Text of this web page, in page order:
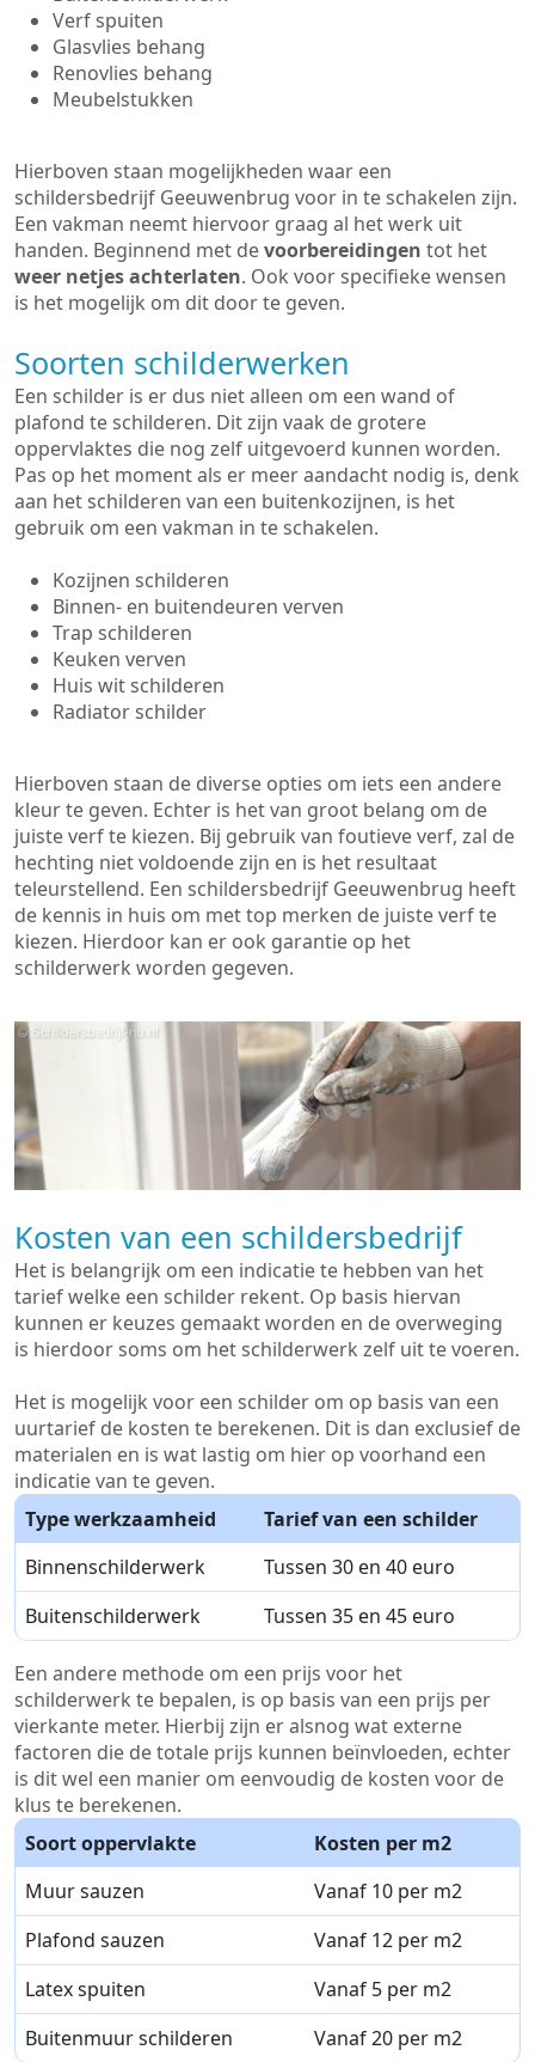
Verf spuiten
Glasvlies behang
Renovlies behang
Meubelstukken
Hierboven staan mogelijkheden waar een
schildersbedrijf Geeuwenbrug voor in te schakelen zijn.
Een vakman neemt hiervoor graag al het werk uit
handen. Beginnend met devoorbereidingen tot het
weer netjes achterlaten. Ook voor specifieke wensen
is het mogelijk om dit door te geven.
Soorten schilderwerken
Een schilder is er dus niet alleen om een wand of
plafond te schilderen. Dit zijn vaak de grotere
oppervlaktes die nog zelf uitgevoerd kunnen worden.
Pas op het moment als er meer aandacht nodig is, denk
aan het schilderen van een buitenkozijnen, is het
gebruik om een vakman in te schakelen.
Kozijnen schilderen
Binnen- en buitendeuren verven
Trap schilderen
Keuken verven
Huis wit schilderen
Radiator schilder
Hierboven staan de diverse opties om iets een andere
kleur te geven. Echter is het van groot belang om de
juiste verf te kiezen. Bij gebruik van foutieve verf, zal de
hechting niet voldoende zijn en is het resultaat
teleurstellend. Een schildersbedrijf Geeuwenbrug heeft
de kennis in huis om met top merken de juiste verf te
kiezen. Hierdoor kan er ook garantie op het
schilderwerk worden gegeven.
Kosten van een schildersbedrijf
Het is belangrijk om een indicatie te hebben van het
tarief welke een schilder rekent. Op basis hiervan
kunnen er keuzes gemaakt worden en de overweging
is hierdoor soms om het schilderwerk zelf uit te voeren.
Het is mogelijk voor een schilder om op basis van een
uurtarief de kosten te berekenen. Dit is dan exclusief de
materialen en is wat lastig om hier op voorhand een
indicatie van te geven.
Type werkzaamheid
Tarief van een schilder
Binnenschilderwerk
Tussen 30 en 40 euro
Buitenschilderwerk
Tussen 35 en 45 euro
Een andere methode om een prijs voor het
schilderwerk te bepalen, is op basis van een prijs per
vierkante meter. Hierbij zijn er alsnog wat externe
factoren die de totale prijs kunnen beïnvloeden, echter
is dit wel een manier om eenvoudig de kosten voor de
klus te berekenen.
Soort oppervlakte
Kosten per m2
Muur sauzen
Vanaf 10 per m2
Plafond sauzen
Vanaf 12 per m2
Latex spuiten
Vanaf 5 per m2
Buitenmuur schilderen
Vanaf 20 per m2